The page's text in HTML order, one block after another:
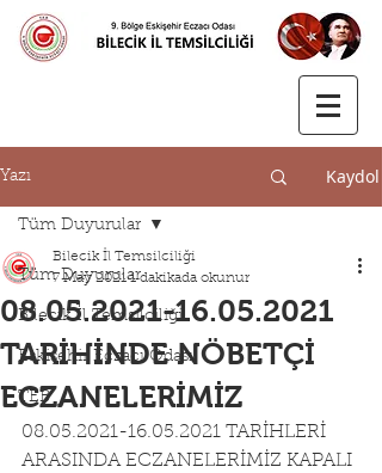
Yazı Kaydol
Tüm Duyurular
Bilecik İl Temsilciliği
Eskişehir Eczacı Odası
TEB
Tüm Duyurular
08.05.2021-16.05.2021
TARİHİNDE NÖBETÇİ
ECZANELERİMİZ
Bilecik İl Temsilciliği
7 May 2021 1 dakikada okunur
08.05.2021-16.05.2021 TARİHLERİ
ARASINDA ECZANELERİMİZ KAPALI